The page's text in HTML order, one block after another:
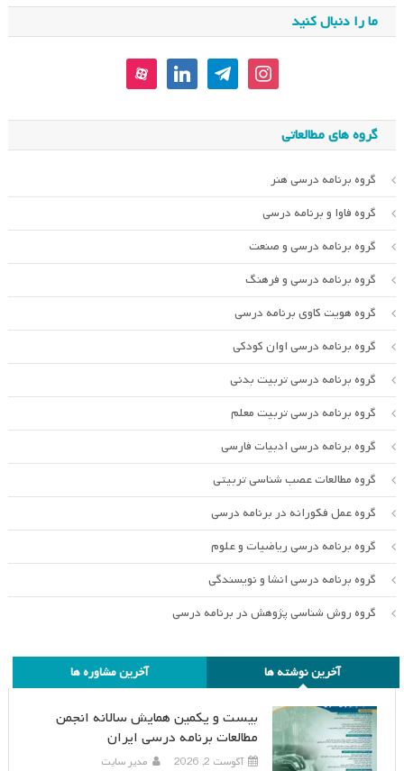
ما را دنبال کنید
instagram
telegram
linkedin
aparat
گروه های مطالعاتی
گروه برنامه درسی هنر
گروه فاوا و برنامه درسی
گروه برنامه درسی و صنعت
گروه برنامه درسی و فرهنگ
گروه هویت کاوی برنامه درسی
گروه برنامه درسی اوان کودکی
گروه برنامه درسی تربیت بدنی
گروه برنامه درسی تربیت معلم
گروه برنامه درسی ادبیات فارسی
گروه مطالعات عصب شناسی تربیتی
گروه عمل فکورانه در برنامه درسی
گروه برنامه درسی ریاضیات و علوم
گروه برنامه درسی انشا و نویسندگی
گروه روش شناسی پژوهش در برنامه درسی
آخرین نوشته ها آخرین مشاوره ها
بیست و یکمین همایش سالانه انجمن
مطالعات برنامه درسی ایران
آگوست 2, 2026 مدیر سایت